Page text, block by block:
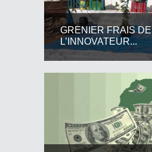
GRENIER FRAIS DE
L’INNOVATEUR...